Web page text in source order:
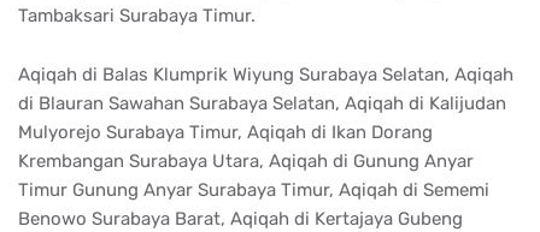
Tambaksari Surabaya Timur.
Aqiqah di Balas Klumprik Wiyung Surabaya Selatan, Aqiqah
di Blauran Sawahan Surabaya Selatan, Aqiqah di Kalijudan
Mulyorejo Surabaya Timur, Aqiqah di Ikan Dorang
Krembangan Surabaya Utara, Aqiqah di Gunung Anyar
Timur Gunung Anyar Surabaya Timur, Aqiqah di Sememi
Benowo Surabaya Barat, Aqiqah di Kertajaya Gubeng